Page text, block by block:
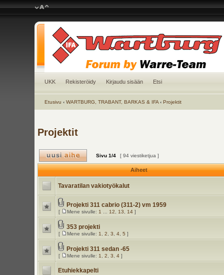
UKK Rekisteröidy Kirjaudu sisään Etsi
Etusivu ‹ WARTBURG, TRABANT, BARKAS & IFA ‹ Projektit
Projektit
Sivu 1/4 [ 94 viestiketjua ]
Aiheet
Tavaratilan vakiotyökalut
Projekti 311 cabrio (311-2) vm 1959
[ Mene sivulle: 1 12 13 14]
353 projekti
[ Mene sivulle: 1 2 3 4, 5 ]
Projekti 311 sedan -65
[ Mene sivulle: 1 2 3 4]
Etuhiekkapelti